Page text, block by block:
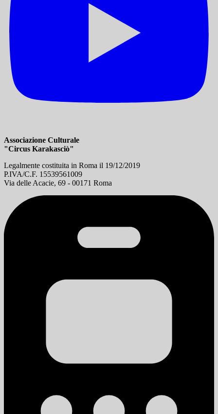
Associazione Culturale
"Circus Karakasciò"
Legalmente costituita in Roma il 19/12/2019
P.IVA/C.F. 15539561009
Via delle Acacie, 69 - 00171 Roma